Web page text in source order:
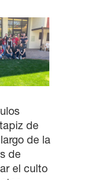
de
de la
de
el culto